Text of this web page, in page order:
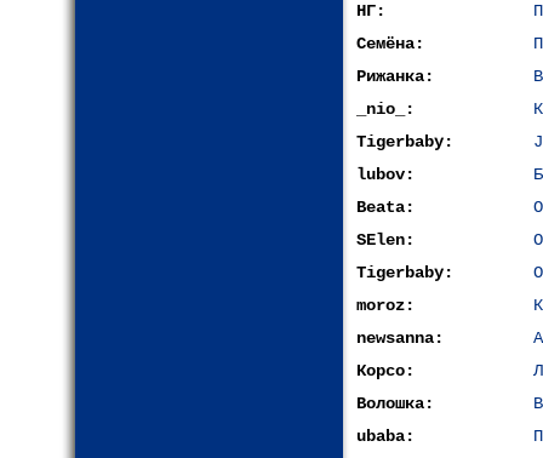
НГ:
Семёна:
Рижанка:
_nio_:
Tigerbaby:
lubov:
Beata:
SElen:
Tigerbaby:
moroz:
newsanna:
Корсо:
Волошка:
ubaba: